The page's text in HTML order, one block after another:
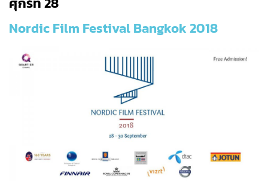
Nordic Film Festival Bangkok 2018